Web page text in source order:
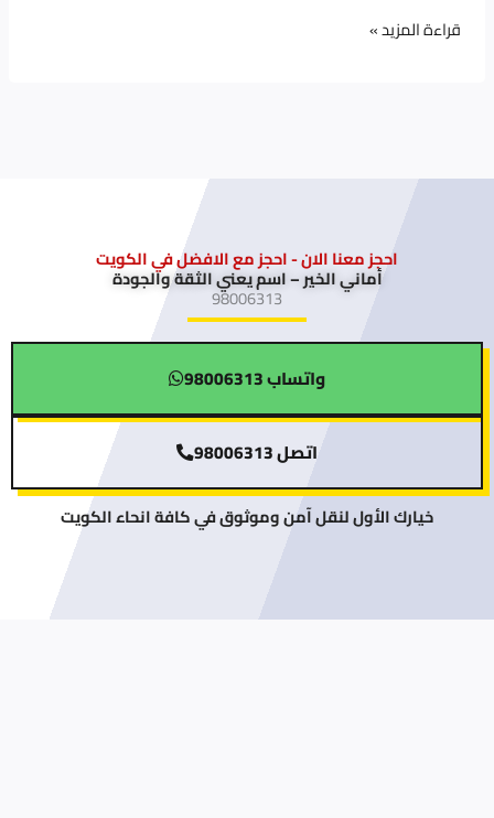
قراءة المزيد »
احجز معنا الان - احجز مع الافضل في الكويت
أماني الخير – اسم يعني الثقة والجودة
98006313
واتساب 98006313
اتصل 98006313
خيارك الأول لنقل آمن وموثوق في كافة انحاء الكويت